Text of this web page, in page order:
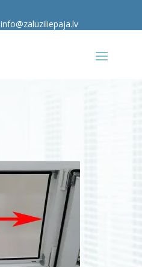
info@zaluziliepaja.lv